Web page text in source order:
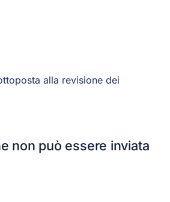
alla revisione dei
non può essere inviata